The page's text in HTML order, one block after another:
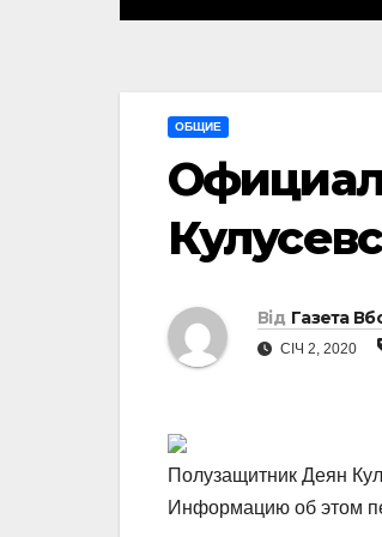
ОБЩИЕ
Від Газета
СІЧ 2, 2020
Полузащитник Деян
Информацию об этом